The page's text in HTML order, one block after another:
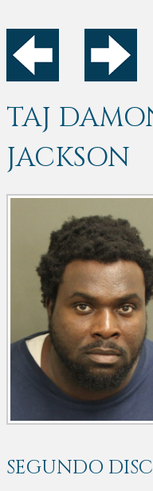
TAJ
JACKSON
SEGUNDO